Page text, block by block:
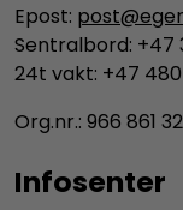
Epost:
Sentralbord: +47
24t vakt: +47 480
Org.nr.: 966 861
Infosenter